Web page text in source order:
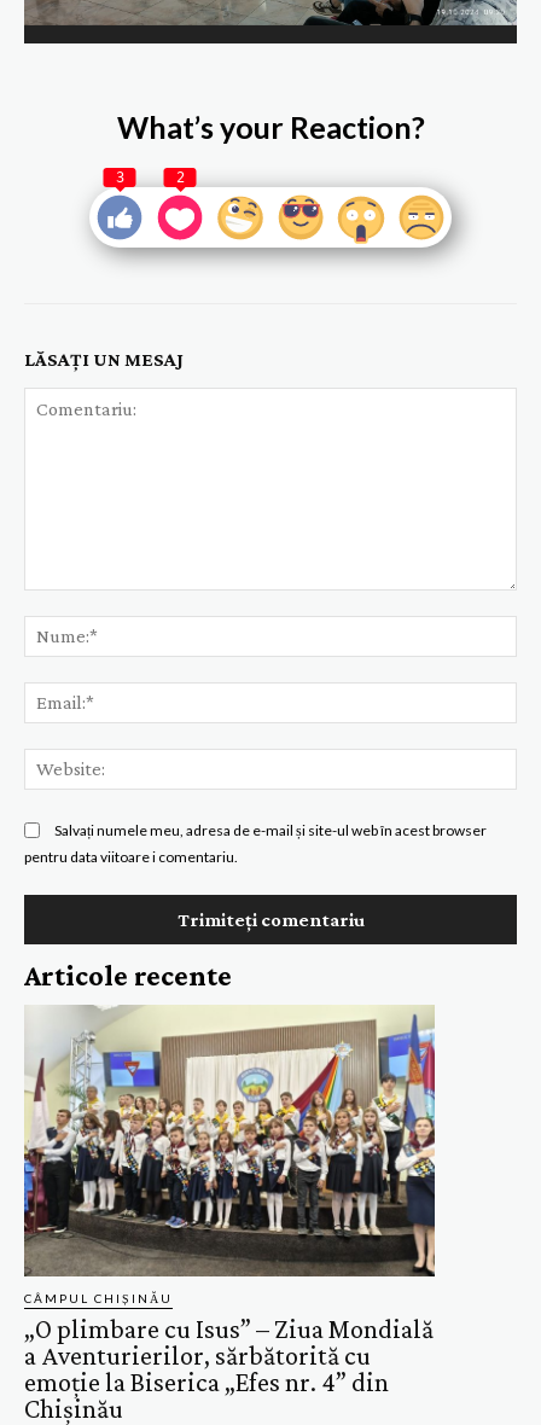
What’s your Reaction?
3 2
LĂSAȚI UN MESAJ
Salvați numele meu, adresa de e-mail și site-ul web în acest browser
pentru data viitoare i comentariu.
Articole recente
CÂMPUL CHIȘINĂU
„O plimbare cu Isus” – Ziua Mondială
a Aventurierilor, sărbătorită cu
emoție la Biserica „Efes nr. 4” din
Chișinău